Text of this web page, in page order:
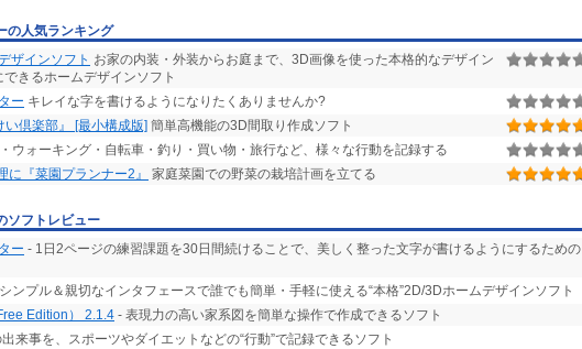
の人気ランキング
ザインソフト お家の内装・外装からお庭まで、3D画像を使った本格的なデザイン
きるホームデザインソフト
ー キレイな字を書けるようになりたくありませんか?
倶楽部』 [最小構成版] 簡単高機能の3D間取り作成ソフト
ウォーキング・自転車・釣り・買い物・旅行など、様々な行動を記録する
に『菜園プランナー2』
家庭菜園での野菜の栽培計画を立てる
ソフトレビュー
ー - 1日2ページの練習課題を30日間続けることで、美しく整った文字が書けるようにするための
ンプル＆親切なインタフェースで誰でも簡単・手軽に使える“本格”2D/3Dホームデザインソフト
Edition） 2.1.4 - 表現力の高い家系図を簡単な操作で作成できるソフト
来事を、スポーツやダイエットなどの“行動”で記録できるソフト